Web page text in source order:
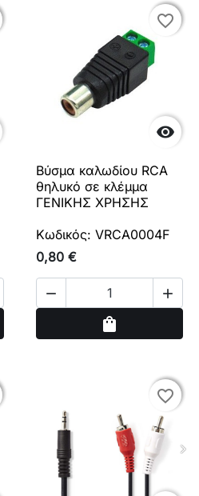

favorite_border
favorite_border
Βύσμα καλωδίου RCA
θηλυκό σε κλέμμα
ΓΕΝΙΚΗΣ ΧΡΗΣΗΣ
Κωδικός: VRCA0004F
0,80 €
 
shopping_bag
favorite_border
favorite_border